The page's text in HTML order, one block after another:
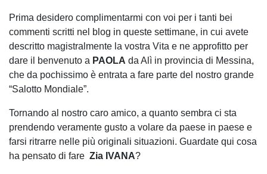
Prima desidero complimentarmi con voi per i tanti bei
commenti scritti nel blog in queste settimane, in cui avete
descritto magistralmente la vostra Vita e ne approfitto per
dare il benvenuto a PAOLA da Alì in provincia di Messina,
che da pochissimo è entrata a fare parte del nostro grande
“Salotto Mondiale”.
Tornando al nostro caro amico, a quanto sembra ci sta
prendendo veramente gusto a volare da paese in paese e
farsi ritrarre nelle più originali situazioni. Guardate qui cosa
ha pensato di fare Zia IVANA?